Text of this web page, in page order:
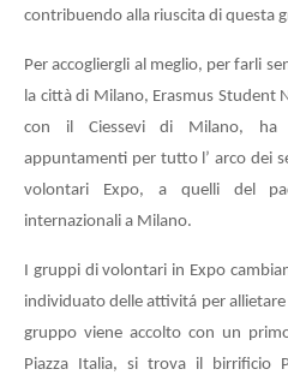
contribuendo alla riuscita di questa
Per accogliergli al meglio, per farli
la città di Milano, Erasmus Student
con il Ciessevi di Milano, ha
appuntamenti per tutto l’ arco dei
volontari Expo, a quelli del
internazionali a Milano.
I gruppi di volontari in Expo
individuato delle attivitá per
gruppo viene accolto con un
Piazza Italia, si trova il birrificio